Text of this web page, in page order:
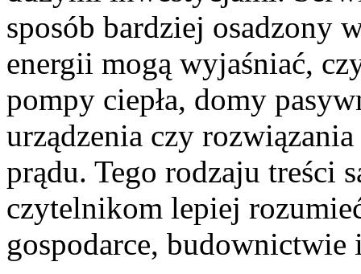
sposób bardziej osadzony
energii mogą wyjaśniać,
pompy ciepła, domy
urządzenia czy
prądu. Tego rodzaju treści
czytelnikom lepiej
gospodarce,